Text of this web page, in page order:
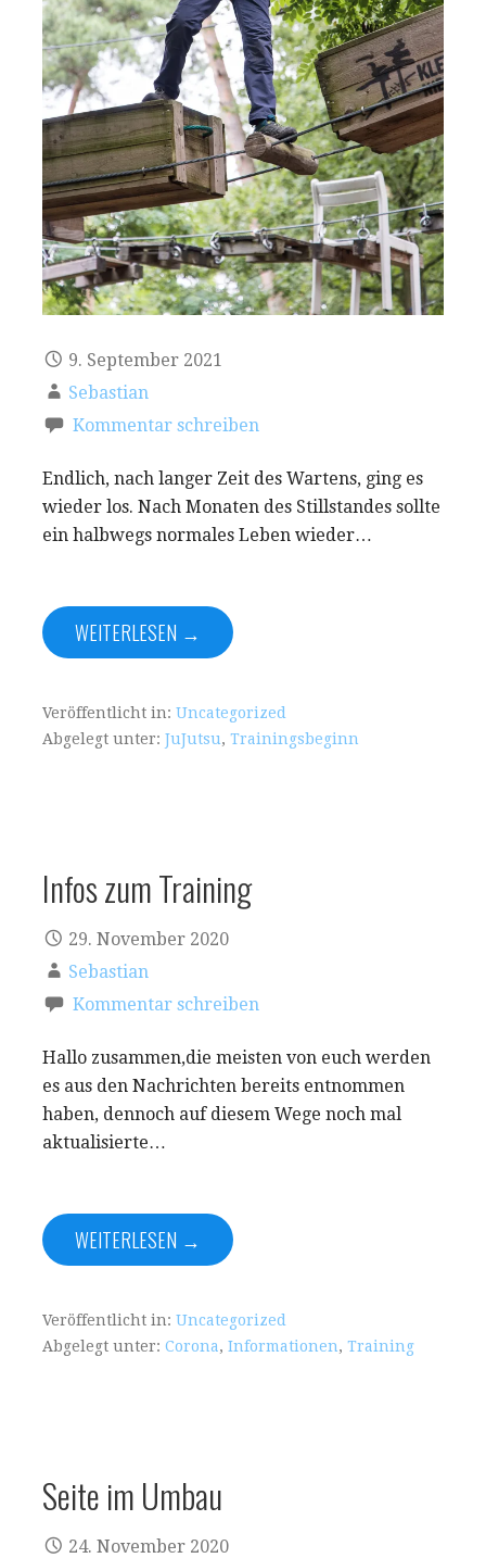
9. September 2021
Sebastian
Kommentar schreiben
Endlich, nach langer Zeit des Wartens, ging es
wieder los. Nach Monaten des Stillstandes sollte
ein halbwegs normales Leben wieder…
WEITERLESEN →
Veröffentlicht in: Uncategorized
Abgelegt unter: JuJutsu, Trainingsbeginn
Infos zum Training
29. November 2020
Sebastian
Kommentar schreiben
Hallo zusammen,die meisten von euch werden
es aus den Nachrichten bereits entnommen
haben, dennoch auf diesem Wege noch mal
aktualisierte…
WEITERLESEN →
Veröffentlicht in: Uncategorized
Abgelegt unter: Corona, Informationen, Training
Seite im Umbau
24. November 2020